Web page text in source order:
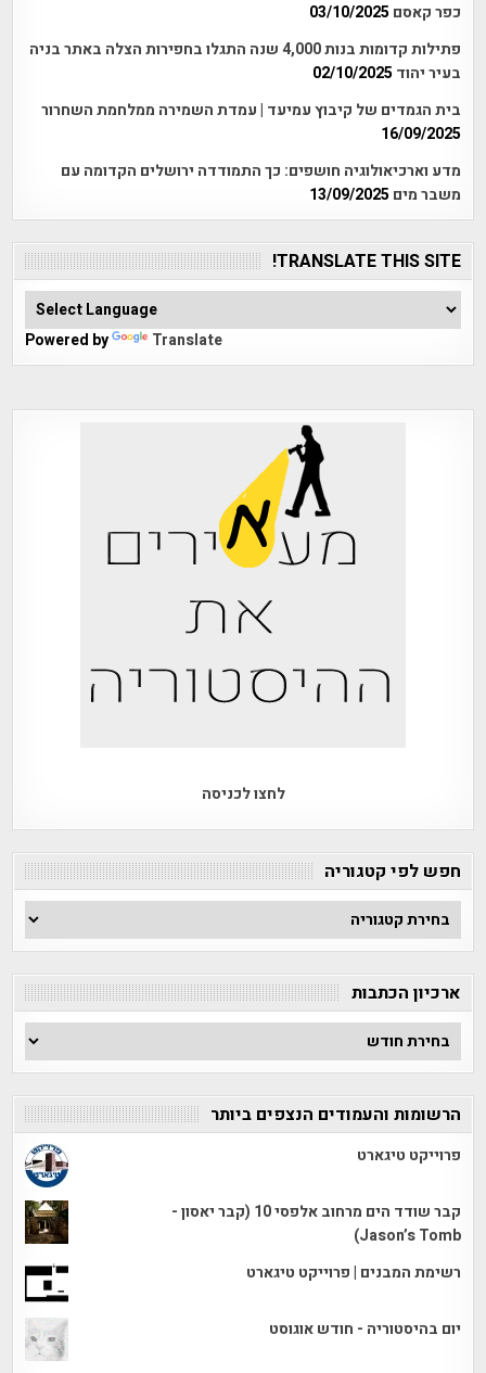
כפר קאסם 03/10/2025
פתילות קדומות בנות 4,000 שנה התגלו בחפירות הצלה באתר בניה
בעיר יהוד 02/10/2025
בית הגמדים של קיבוץ עמיעד | עמדת השמירה ממלחמת השחרור
16/09/2025
מדע וארכיאולוגיה חושפים: כך התמודדה ירושלים הקדומה עם
משבר מים 13/09/2025
TRANSLATE THIS SITE!
Powered by Translate
לחצו לכניסה
חפש לפי קטגוריה
חפש
לפי
ארכיון הכתבות
ארכיון
הכתבות
הרשומות והעמודים הנצפים ביותר
פרוייקט טיגארט
קבר שודד הים מרחוב אלפסי 10 (קבר יאסון -
Jason’s Tomb)
רשימת המבנים | פרוייקט טיגארט
יום בהיסטוריה - חודש אוגוסט